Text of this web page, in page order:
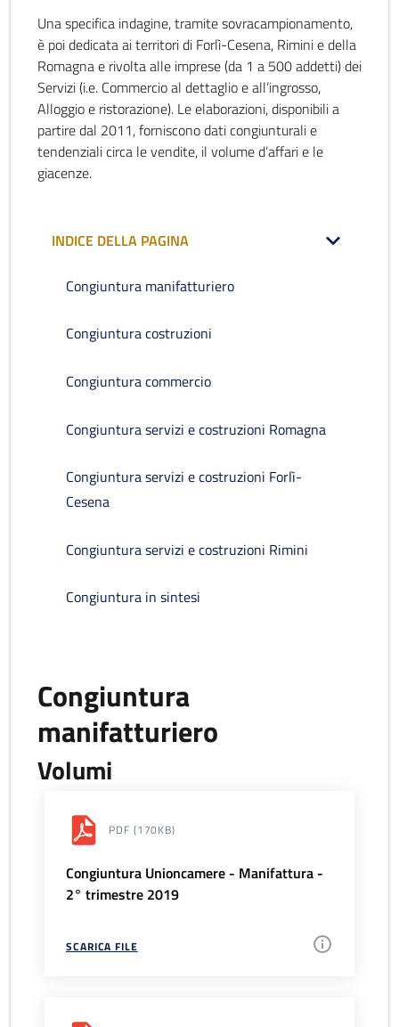
Una specifica indagine, tramite sovracampionamento,
è poi dedicata ai territori di Forlì-Cesena, Rimini e della
Romagna e rivolta alle imprese (da 1 a 500 addetti) dei
Servizi (i.e. Commercio al dettaglio e all’ingrosso,
Alloggio e ristorazione). Le elaborazioni, disponibili a
partire dal 2011, forniscono dati congiunturali e
tendenziali circa le vendite, il volume d’affari e le
giacenze.
INDICE DELLA PAGINA
Congiuntura manifatturiero
Congiuntura costruzioni
Congiuntura commercio
Congiuntura servizi e costruzioni Romagna
Congiuntura servizi e costruzioni Forlì-
Cesena
Congiuntura servizi e costruzioni Rimini
Congiuntura in sintesi
Congiuntura
manifatturiero
Volumi
PDF (170KB)
Congiuntura Unioncamere - Manifattura -
2° trimestre 2019
SCARICA FILE